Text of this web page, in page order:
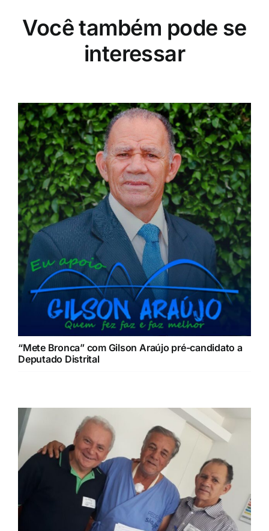
Você também pode se
interessar
“Mete Bronca” com Gilson Araújo pré-candidato a
Deputado Distrital